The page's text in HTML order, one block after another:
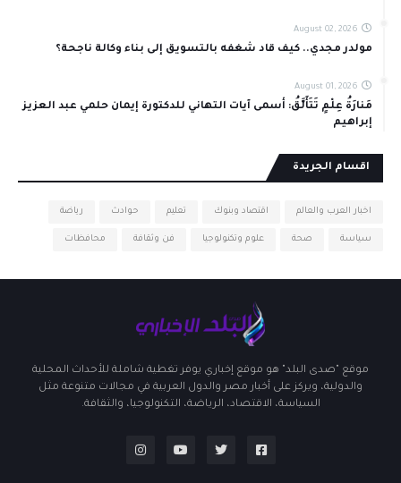
August 02, 2026
مولدر مجدي.. كيف قاد شغفه بالتسويق إلى بناء وكالة ناجحة؟
August 01, 2026
مَنارَةُ عِلْمٍ تَتَأَلَّقُ: أسمى آيات التهاني للدكتورة إيمان حلمي عبد العزيز
إبراهيم
اقسام الجريدة
اخبار العرب والعالم اقتصاد وبنوك تعليم حوادث رياضة
سياسة صحة علوم وتكنولوجيا فن وثقافة محافظات
موقع "صدى البلد" هو موقع إخباري يوفر تغطية شاملة للأحداث المحلية
والدولية، ويركز على أخبار مصر والدول العربية في مجالات متنوعة مثل
السياسة، الاقتصاد، الرياضة، التكنولوجيا، والثقافة.